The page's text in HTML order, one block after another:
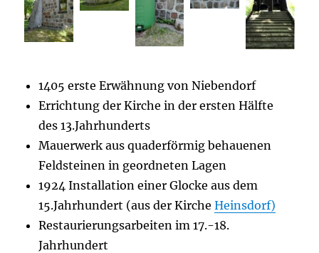
1405 erste Erwähnung von Niebendorf
Errichtung der Kirche in der ersten Hälfte
des 13.Jahrhunderts
Mauerwerk aus quaderförmig behauenen
Feldsteinen in geordneten Lagen
1924 Installation einer Glocke aus dem
15.Jahrhundert (aus der KircheHeinsdorf)
Restaurierungsarbeiten im 17.-18.
Jahrhundert